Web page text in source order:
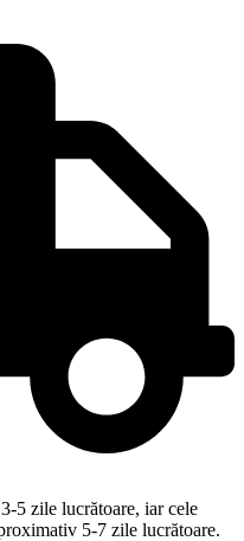
5 zile lucrătoare, iar cele
5-7 zile lucrătoare.